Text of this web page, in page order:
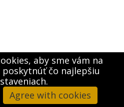
aby sme vám na
čo najlepšiu
Agree with cookies